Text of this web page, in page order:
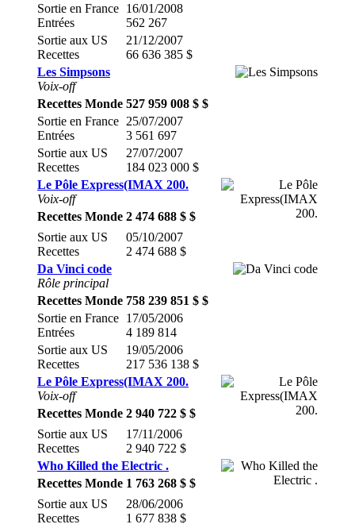
Sortie en France
Entrées
16/01/2008
562 267
Sortie aux US
Recettes
21/12/2007
66 636 385 $
Les Simpsons
Voix-off
Recettes Monde 527 959 008 $ $
Sortie en France
Entrées
25/07/2007
3 561 697
Sortie aux US
Recettes
27/07/2007
184 023 000 $
Le Pôle Express(IMAX 200.
Voix-off
Recettes Monde 2 474 688 $ $
Sortie aux US
Recettes
05/10/2007
2 474 688 $
Da Vinci code
Rôle principal
Recettes Monde 758 239 851 $ $
Sortie en France
Entrées
17/05/2006
4 189 814
Sortie aux US
Recettes
19/05/2006
217 536 138 $
Le Pôle Express(IMAX 200.
Voix-off
Recettes Monde 2 940 722 $ $
Sortie aux US
Recettes
17/11/2006
2 940 722 $
Who Killed the Electric .
Recettes Monde 1 763 268 $ $
Sortie aux US
Recettes
28/06/2006
1 677 838 $